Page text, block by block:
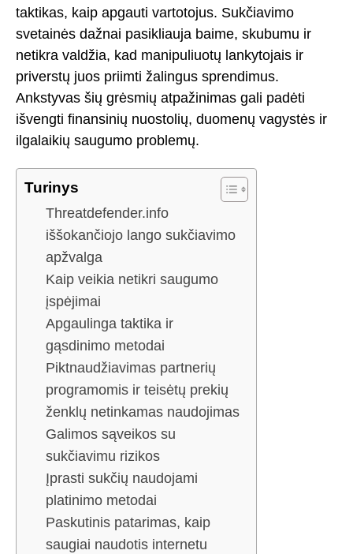
taktikas, kaip apgauti vartotojus. Sukčiavimo
svetainės dažnai pasikliauja baime, skubumu ir
netikra valdžia, kad manipuliuotų lankytojais ir
priverstų juos priimti žalingus sprendimus.
Ankstyvas šių grėsmių atpažinimas gali padėti
išvengti finansinių nuostolių, duomenų vagystės ir
ilgalaikių saugumo problemų.
Turinys
Threatdefender.info
iššokančiojo lango sukčiavimo
apžvalga
Kaip veikia netikri saugumo
įspėjimai
Apgaulinga taktika ir
gąsdinimo metodai
Piktnaudžiavimas partnerių
programomis ir teisėtų prekių
ženklų netinkamas naudojimas
Galimos sąveikos su
sukčiavimu rizikos
Įprasti sukčių naudojami
platinimo metodai
Paskutinis patarimas, kaip
saugiai naudotis internetu